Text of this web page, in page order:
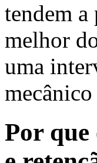
tendem
melhor
uma
Por que